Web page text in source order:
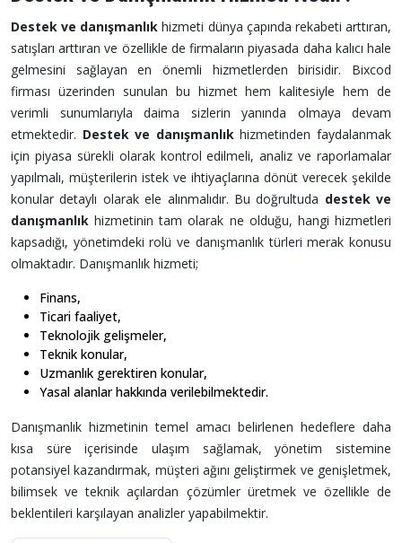
Destek ve danışmanlıkhizmeti dünya çapında rekabeti arttıran,
satışları arttıran ve özellikle de firmaların piyasada daha kalıcı hale
gelmesini sağlayan en önemli hizmetlerden birisidir. Bixcod
firması üzerinden sunulan bu hizmet hem kalitesiyle hem de
verimli sunumlarıyla daima sizlerin yanında olmaya devam
etmektedir. Destek ve danışmanlıkhizmetinden faydalanmak
için piyasa sürekli olarak kontrol edilmeli, analiz ve raporlamalar
yapılmalı, müşterilerin istek ve ihtiyaçlarına dönüt verecek şekilde
konular detaylı olarak ele alınmalıdır. Bu doğrultuda destek ve
danışmanlık hizmetinin tam olarak ne olduğu, hangi hizmetleri
kapsadığı, yönetimdeki rolü ve danışmanlık türleri merak konusu
olmaktadır. Danışmanlık hizmeti;
Finans,
Ticari faaliyet,
Teknolojik gelişmeler,
Teknik konular,
Uzmanlık gerektiren konular,
Yasal alanlar hakkında verilebilmektedir.
Danışmanlık hizmetinin temel amacı belirlenen hedeflere daha
kısa süre içerisinde ulaşım sağlamak, yönetim sistemine
potansiyel kazandırmak, müşteri ağını geliştirmek ve genişletmek,
bilimsek ve teknik açılardan çözümler üretmek ve özellikle de
beklentileri karşılayan analizler yapabilmektir.